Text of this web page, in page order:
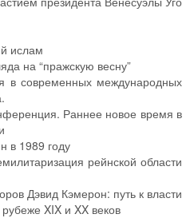
ислам
на “пражскую весну”
в современных международных
Раннее новое время в
в 1989 году
рейнской области
Дэвид Кэмерон: путь к власти
XIX и XX веков